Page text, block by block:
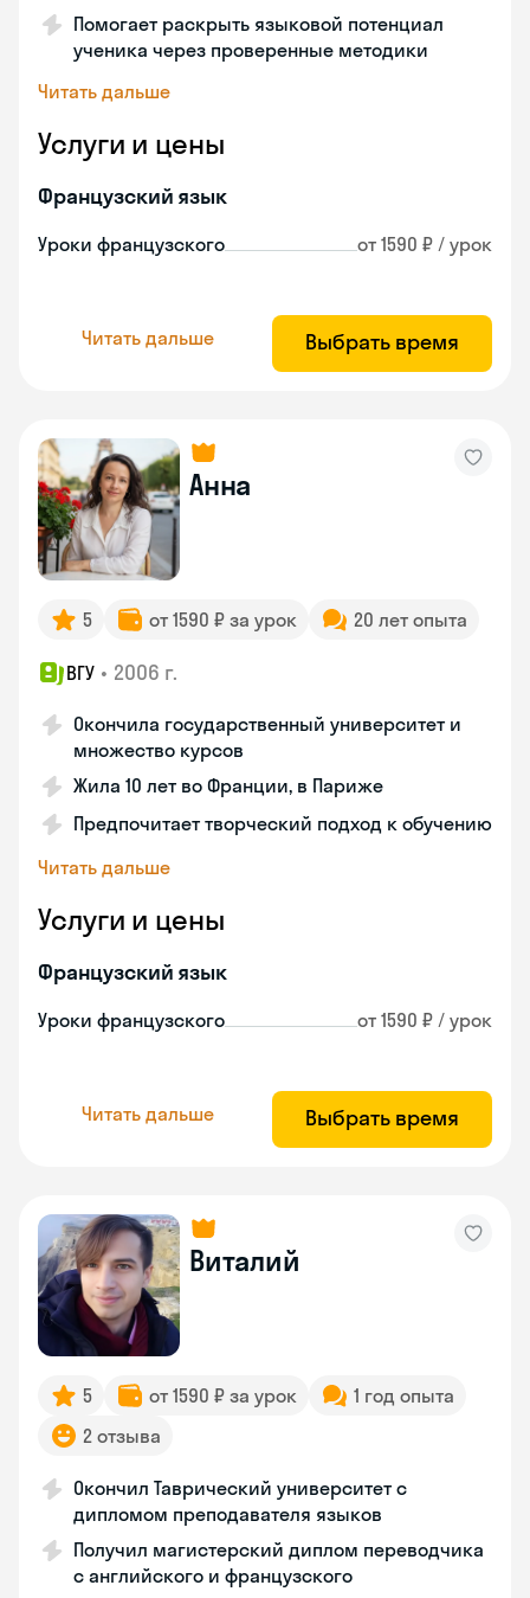
Помогает раскрыть языковой потенциал
ученика через проверенные методики
Читать дальше
Услуги и цены
Французский язык
Уроки французского от 1590 ₽ / урок
Читать дальше Выбрать время
Анна
5 от 1590 ₽ за урок 20 лет опыта
ВГУ • 2006 г.
Окончила государственный университет и
множество курсов
Жила 10 лет во Франции, в Париже
Предпочитает творческий подход к обучению
Читать дальше
Услуги и цены
Французский язык
Уроки французского от 1590 ₽ / урок
Читать дальше Выбрать время
Виталий
5 от 1590 ₽ за урок
1 год опыта
2 отзыва
Окончил Таврический университет с
дипломом преподавателя языков
Получил магистерский диплом переводчика
с английского и французского